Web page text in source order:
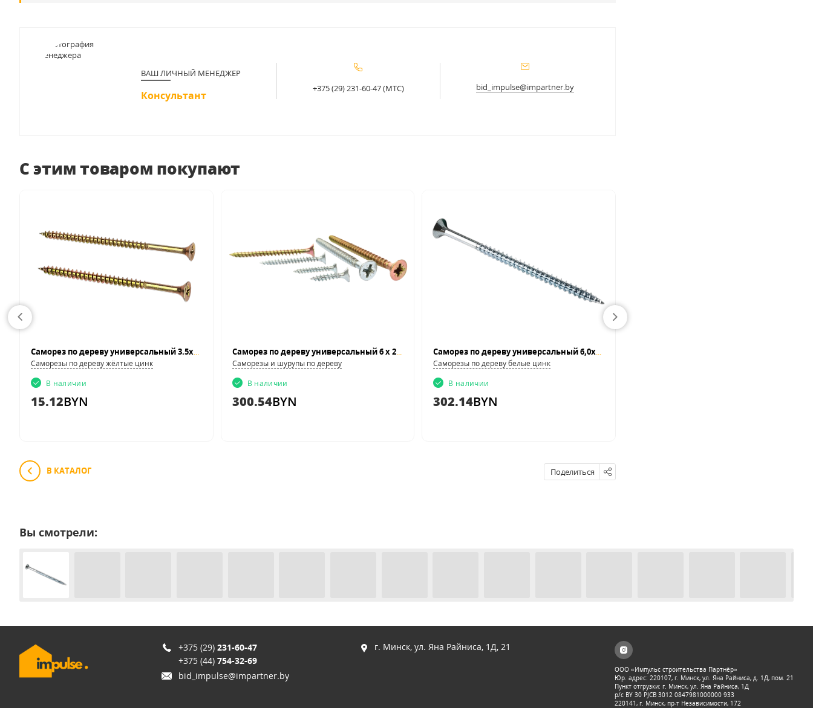
ВАШ ЛИЧНЫЙ МЕНЕДЖЕР
Консультант
+375 (29) 231-60-47 (МТС) bid_impulse@impartner.by
С этим товаром покупают
Саморез по дереву универсальный 3.5x25 жёлтый цинк шлиц Pz
Саморезы по дереву жёлтые цинк
В наличии
15.12BYN
Саморез по дереву универсальный 6 x 200
Саморезы и шурупы по дереву
В наличии
300.54BYN
Саморез по дереву универсальный 6,0x200, белый цинк шлиц Pz
Саморезы по дереву белые цинк
В наличии
302.14BYN
В КАТАЛОГ Поделиться
Вы смотрели:
+375 (29) 231-60-47
+375 (44) 754-32-69
bid_impulse@impartner.by
г. Минск, ул. Яна Райниса, 1Д, 21
ООО «Импульс строительства Партнёр»
Юр. адрес: 220107, г. Минск, ул. Яна Райниса, д. 1Д, пом. 21
Пункт отгрузки: г. Минск, ул. Яна Райниса, 1Д
р/с BY 30 PJCB 3012 0847981000000 933
220141, г. Минск, пр-т Независимости, 172